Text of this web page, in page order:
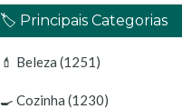
🏷️ Principais Categorias
💄 Beleza (1251)
🍳 Cozinha (1230)